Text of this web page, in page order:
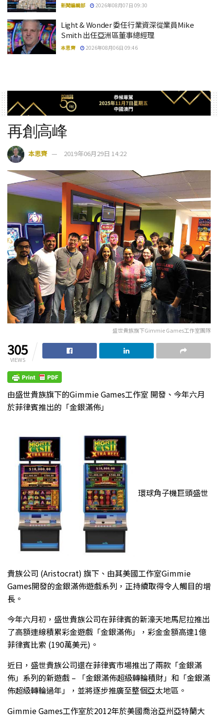
新聞編輯部 2026年08月07日 09:30
Light & Wonder 委任行業資深從業員Mike
Smith 出任亞洲區董事總經理
本思齊 2026年08月06日 09:46
再創高峰
本思齊 2019年06月29日 14:22
盛世貴族旗下Gimmie Games工作室團隊
305
VIEWS
由盛世貴族旗下的Gimmie Games工作室 開發、今年六月
於菲律賓推出的「金銀滿佈」
環球角子機巨頭盛世
貴族公司 (Aristocrat) 旗下、由其美國工作室Gimmie
Games開發的金銀滿佈遊戲系列，正持續取得令人觸目的增
長。
今年六月初，盛世貴族公司在菲律賓的新濠天地馬尼拉推出
了高額連線積累彩金遊戲「金銀滿佈」，彩金金額高達1億
菲律賓比索 (190萬美元)。
近日，盛世貴族公司還在菲律賓市場推出了兩款「金銀滿
佈」系列的新遊戲 – 「金銀滿佈超級轉輪積財」和「金銀滿
佈超級轉輪過年」，並將逐步推廣至整個亞太地區。
Gimmie Games工作室於2012年於美國喬治亞州亞特蘭大